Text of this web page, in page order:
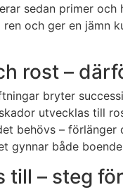
sedan primer
och ger en jämn
rost –
bryter
utvecklas till
behövs –
gynnar både
till – steg